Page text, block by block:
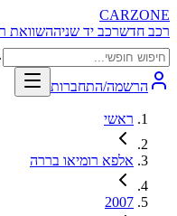
CARZONE
רכב חדשרכב יד שניההשוואת
הרשמה/התחברות
ראשי
אלפא רומיאו בררה
2007